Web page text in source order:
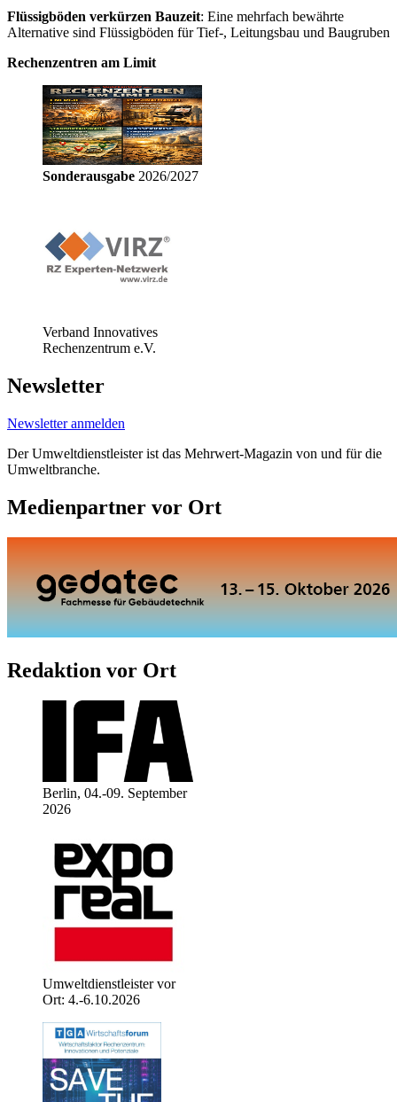
Flüssigböden verkürzen Bauzeit: Eine mehrfach bewährte
Alternative sind Flüssigböden für Tief-, Leitungsbau und Baugruben
Rechenzentren am Limit
Sonderausgabe 2026/2027
Verband Innovatives
Rechenzentrum e.V.
Newsletter
Newsletter anmelden
Der Umweltdienstleister ist das Mehrwert-Magazin von und für die
Umweltbranche.
Medienpartner vor Ort
Redaktion vor Ort
Berlin, 04.-09. September
2026
Umweltdienstleister vor
Ort: 4.-6.10.2026